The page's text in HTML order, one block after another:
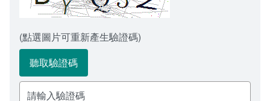
(點選圖片可重新產生驗證碼)
聽取驗證碼